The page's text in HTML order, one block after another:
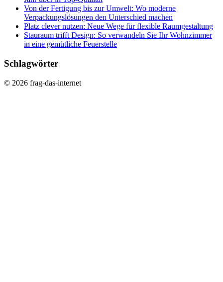
Von der Fertigung bis zur Umwelt: Wo moderne
Verpackungslösungen den Unterschied machen
Platz clever nutzen: Neue Wege für flexible Raumgestaltung
Stauraum trifft Design: So verwandeln Sie Ihr Wohnzimmer
in eine gemütliche Feuerstelle
Schlagwörter
© 2026 frag-das-internet